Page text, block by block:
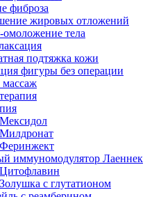
фиброза
жировых отложений
омоложение тела
подтяжка кожи
фигуры без операции
иммуномодулятор Лаеннек
с глутатионом